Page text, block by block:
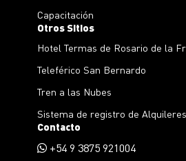
Capacitación
Otros Sitios
Hotel Termas de Rosario de la
Teleférico San Bernardo
Tren a las Nubes
Sistema de registro de
Contacto
+54 9 3875 921004